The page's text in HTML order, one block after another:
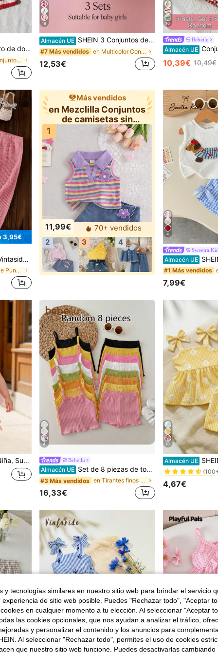
de ganchillo tridimensionales en amarillo, verde y rosa, lo que la hace adecuada para salidas diarias, picnics, relajación en casa, ir a la escuela y tomar fotos para check-in
en Rojo Conjuntos para niñas
18
Almacén UE SHEIN 3 Conjuntos de ropa para niñas bebé de colores brillantes para verano, con diseños de flores rosas y cuadros, camiseta sin mangas y pantalones cortos a juego, 2 piezas
#7 Más vendidos en Multicolor Conjuntos para niñas
12,53€
10
Bebeilu
Almacén UE Conjunto de 2 piezas de
10,39€ 10,49€
3,95€
de unicolor, lindo atuendo casual de verano de moda Sunshine para vacaciones y exteriores
en Tejido De Punto Conjuntos de camisetas sin mang
Más vendidos
en Mezclilla Conjuntos
de camisetas sin
mangas par
1
11,99€
70+ vendidos
2
3 4
4
Sweetra
Almacén UE SHEIN Conjunto de top sin
#1 Más vendidos
7,99€
Bebé, Adecuado para Uso Diario, Vacaciones, Fiestas, Sesiones de Fotos, Actividades al Aire Libre
4
Bebeilu
Almacén UE Set de 8 piezas de top de camiseta de punto y shorts de unicolor casual para niña bebé
#3 Más vendidos en Tirantes finos Conjuntos de camisetas sin manga
16,33€
10
Almacén UE SHEIN 2 piezas Conjunto de top de
#1 Más vendidos
#1 Más vendidos
#1 Más vendidos
#1 Más vendidos
4,67€
y tecnologías similares en nuestro sitio web para brindar el servicio
de sitio web posible. Puedes "Rechazar todo", "Aceptar
en cualquier momento a tu elección. Al seleccionar "Aceptar
las cookies opcionales, que nos ayudan a analizar el tráfico,
y personalizar el contenido y los anuncios para
Al seleccionar "Rechazar todo", permites el uso de cookies
que nuestro sitio web funcione. Puedes desactivarlas cambiando